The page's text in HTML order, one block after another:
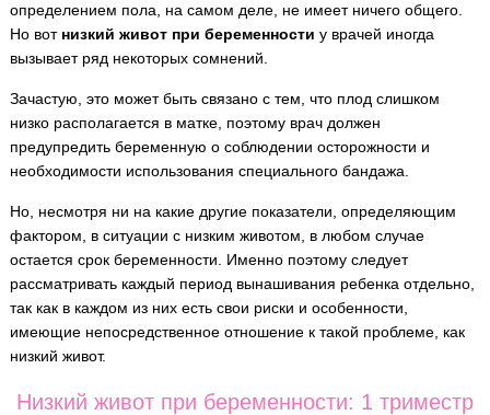
определением пола, на самом деле, не имеет ничего общего.
Но вот низкий живот при беременности у врачей иногда
вызывает ряд некоторых сомнений.
Зачастую, это может быть связано с тем, что плод слишком
низко располагается в матке, поэтому врач должен
предупредить беременную о соблюдении осторожности и
необходимости использования специального бандажа.
Но, несмотря ни на какие другие показатели, определяющим
фактором, в ситуации с низким животом, в любом случае
остается срок беременности. Именно поэтому следует
рассматривать каждый период вынашивания ребенка отдельно,
так как в каждом из них есть свои риски и особенности,
имеющие непосредственное отношение к такой проблеме, как
низкий живот.
Низкий живот при беременности: 1 триместр